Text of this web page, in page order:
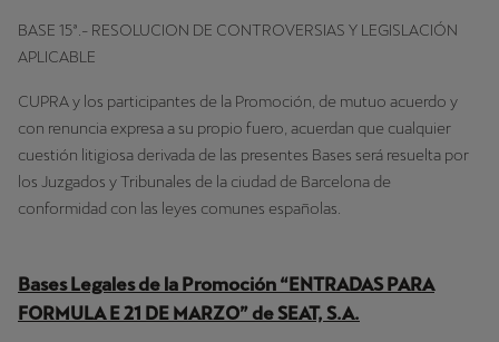
BASE 15ª.- RESOLUCION DE CONTROVERSIAS Y LEGISLACIÓN
APLICABLE
CUPRA y los participantes de la Promoción, de mutuo acuerdo y
con renuncia expresa a su propio fuero, acuerdan que cualquier
cuestión litigiosa derivada de las presentes Bases será resuelta por
los Juzgados y Tribunales de la ciudad de Barcelona de
conformidad con las leyes comunes españolas.
Bases Legales de la Promoción “ENTRADAS PARA
FORMULA E 21 DE MARZO” de SEAT, S.A.